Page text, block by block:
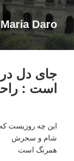
Maria Daro
جای دل
است :
اين چه روزيست که
شام و سحرش
همرنگ است